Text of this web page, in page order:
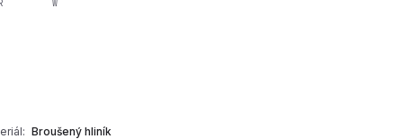
W
Broušený hliník